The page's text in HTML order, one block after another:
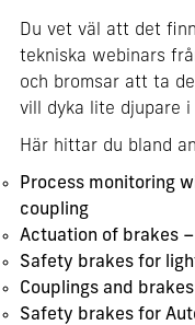
Du vet väl att det
tekniska webinars
och bromsar att ta
vill dyka lite djupare i
Här hittar du bland
Process monitoring
coupling
Actuation of brakes
Safety brakes for
Couplings and
Safety brakes for